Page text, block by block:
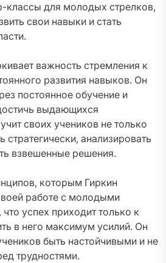
классы для молодых стрелков,
свои навыки и стать
важность стремления к
развития навыков. Он
постоянное обучение и
выдающихся
своих учеников не только
стратегически, анализировать
взвешенные решения.
которым Гиркин
работе с молодыми
успех приходит только к
в него максимум усилий. Он
быть настойчивыми и не
трудностями.